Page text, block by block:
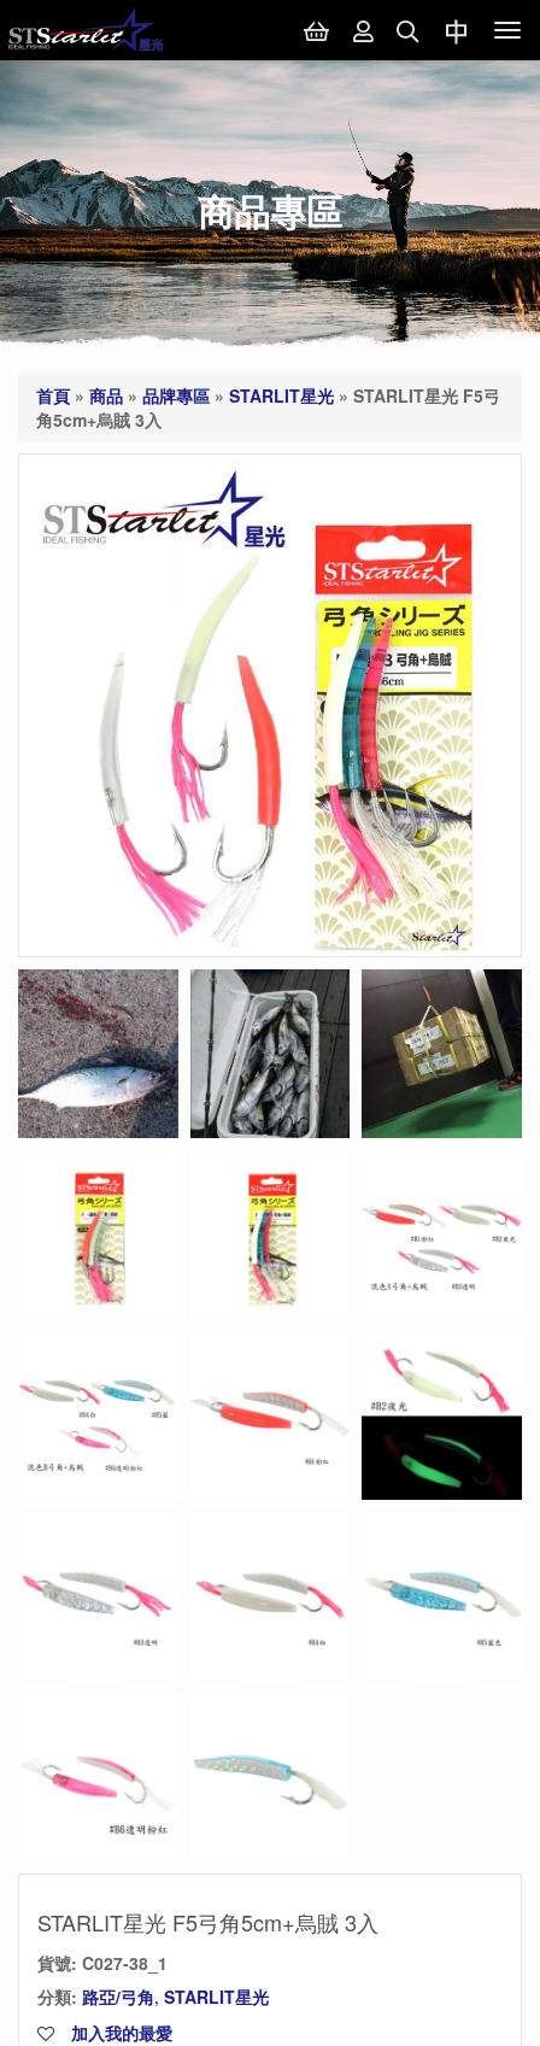
商品專區
首頁 » 商品 » 品牌專區 » STARLIT星光 » STARLIT星光 F5弓
角5cm+烏賊 3入
STARLIT星光 F5弓角5cm+烏賊 3入
貨號: C027-38_1
分類: 路亞/弓角, STARLIT星光
加入我的最愛